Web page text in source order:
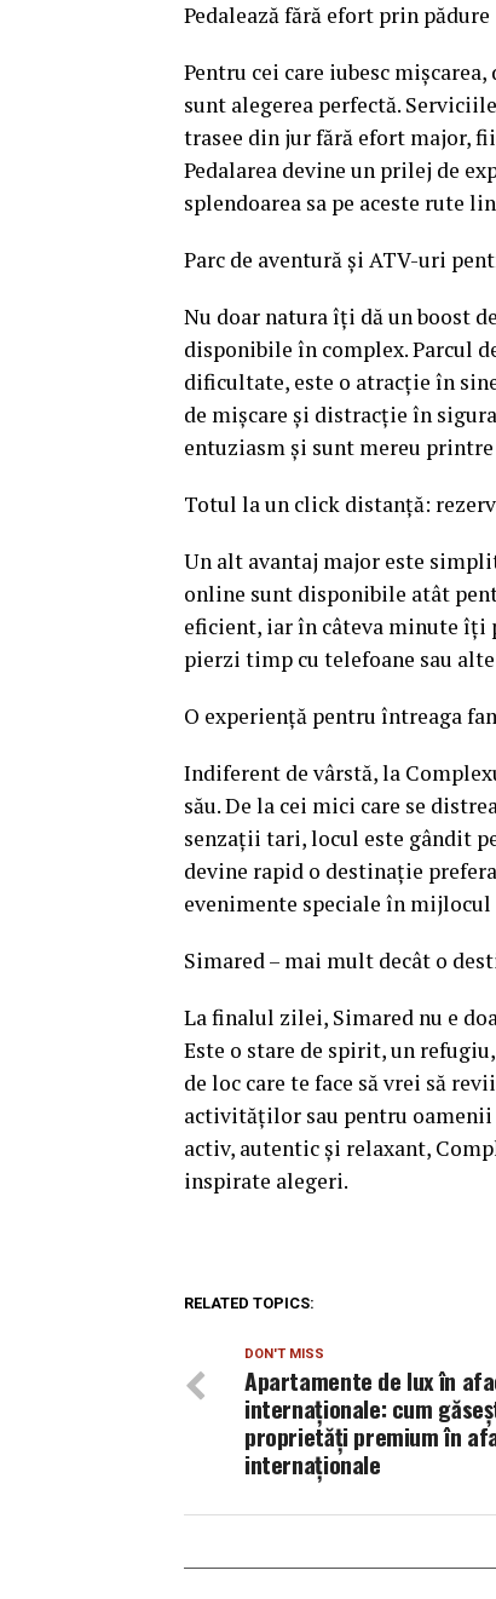
Pedalează fără efort prin pădure
Pentru cei care iubesc
sunt alegerea perfectă.
trasee din jur fără efort major,
Pedalarea devine un prilej de
splendoarea sa pe aceste rute
Parc de aventură și ATV-uri
Nu doar natura îți dă un boost
disponibile în complex. Parcul
dificultate, este o atracție în
de mișcare și distracție în
entuziasm și sunt mereu
Totul la un click distanță:
Un alt avantaj major este
online sunt disponibile atât
eficient, iar în câteva minute îți
pierzi timp cu telefoane sau
O experiență pentru întreaga
Indiferent de vârstă, la
său. De la cei mici care se
senzații tari, locul este gândit
devine rapid o destinație
evenimente speciale în
Simared – mai mult decât o
La finalul zilei, Simared nu e
Este o stare de spirit, un
de loc care te face să vrei să
activităților sau pentru
activ, autentic și relaxant,
inspirate alegeri.
RELATED TOPICS:
DON'T MISS
Apartamente de lux în
internaționale: cum
proprietăți premium în
internaționale